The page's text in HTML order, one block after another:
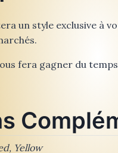
un style exclusive à
fera gagner du
Yellow